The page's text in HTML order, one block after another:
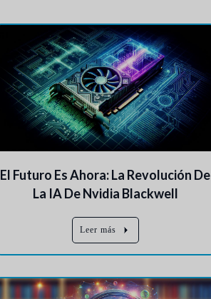
El Futuro Es Ahora: La Revolución De
La IA De Nvidia Blackwell
Leer más